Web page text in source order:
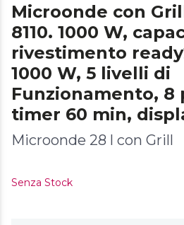
Microonde con
8110. 1000 W,
rivestimento
1000 W, 5 livelli di
Funzionamento, 8
timer 60 min,
Microonde 28 l con Grill
Senza Stock